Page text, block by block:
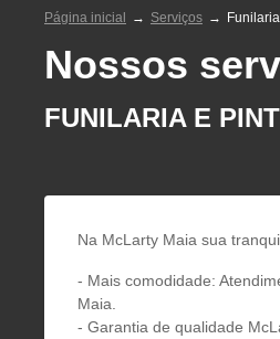
Página inicial Serviços
Nossos
FUNILARIA E
Na McLarty Maia sua
- Mais comodidade:
Maia.
- Garantia de qualidade